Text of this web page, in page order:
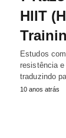
HIIT
Estudos
resistência
traduzindo
10 anos atrás